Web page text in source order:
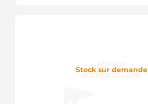
Stock sur demande